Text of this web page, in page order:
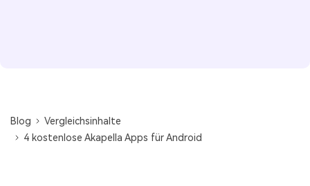
Blog
Vergleichsinhalte
4 kostenlose Akapella Apps für Android